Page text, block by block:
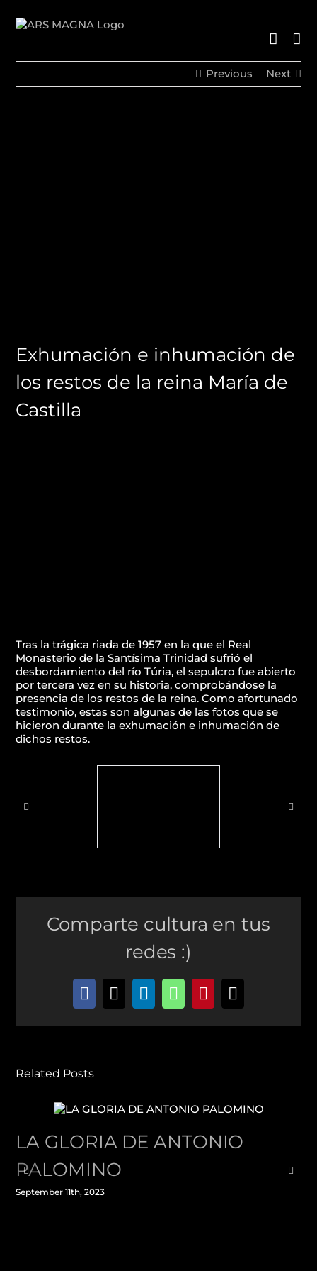
content
Previous Next
Exhumación e inhumación de
los restos de la reina María de
Castilla
Tras la trágica riada de 1957 en la que el Real
Monasterio de la Santísima Trinidad sufrió el
desbordamiento del río Túria, el sepulcro fue abierto
por tercera vez en su historia, comprobándose la
presencia de los restos de la reina. Como afortunado
testimonio, estas son algunas de las fotos que se
hicieron durante la exhumación e inhumación de
dichos restos.
Comparte cultura en tus
redes :)
Facebook
X LinkedIn
WhatsApp
Pinterest
Email
Related Posts
LA GLORIA DE ANTONIO
PALOMINO
September 11th, 2023